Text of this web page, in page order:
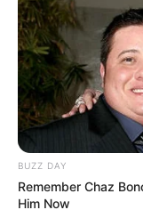
BUZZ DAY
Remember Chaz
Him Now